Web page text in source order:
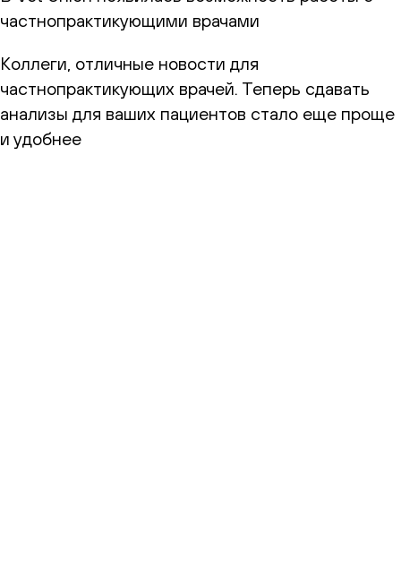
частнопрактикующими врачами
Коллеги, отличные новости для
частнопрактикующих врачей. Теперь сдавать
анализы для ваших пациентов стало еще проще
и удобнее